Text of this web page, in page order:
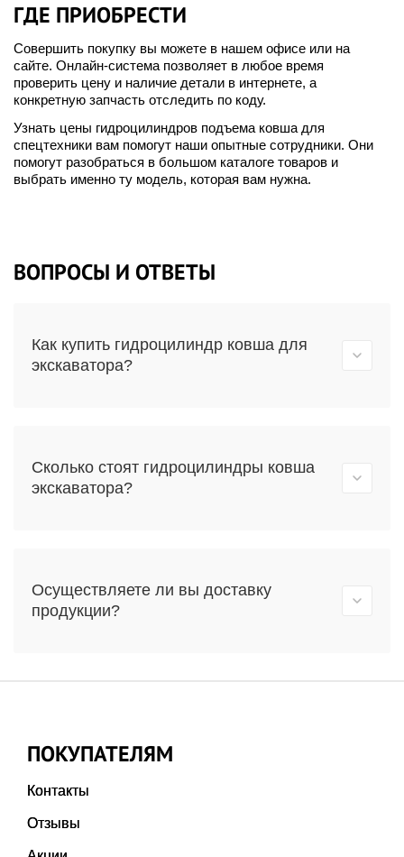
ГДЕ ПРИОБРЕСТИ
Совершить покупку вы можете в нашем офисе или на
сайте. Онлайн-система позволяет в любое время
проверить цену и наличие детали в интернете, а
конкретную запчасть отследить по коду.
Узнать цены гидроцилиндров подъема ковша для
спецтехники вам помогут наши опытные сотрудники. Они
помогут разобраться в большом каталоге товаров и
выбрать именно ту модель, которая вам нужна.
ВОПРОСЫ И ОТВЕТЫ
Как купить гидроцилиндр ковша для
экскаватора?
Сколько стоят гидроцилиндры ковша
экскаватора?
Осуществляете ли вы доставку
продукции?
ПОКУПАТЕЛЯМ
Контакты
Отзывы